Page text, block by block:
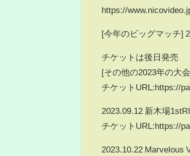
https://
[今年のビッグマッチ]
チケットは後日発売
[その他の2023年の大
チケットURL:https://
2023.09.12 新木場
チケットURL:https://
2023.10.22 Marvelous